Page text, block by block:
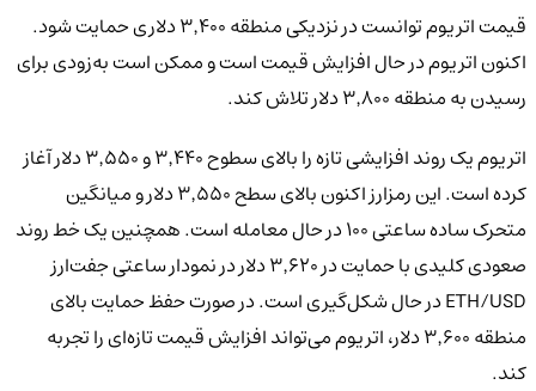
قیمت اتریوم توانست در نزدیکی منطقه ۳٬۴۰۰ دلاری حمایت شود.
اکنون اتریوم در حال افزایش قیمت است و ممکن است به‌زودی برای
رسیدن به منطقه ۳٬۸۰۰ دلار تلاش کند.
اتریوم یک روند افزایشی تازه را بالای سطوح ۳٬۴۴۰ و ۳٬۵۵۰ دلار آغاز
کرده است. این رمزارز اکنون بالای سطح ۳٬۵۵۰ دلار و میانگین
متحرک ساده ساعتی ۱۰۰ در حال معامله است. همچنین یک خط روند
صعودی کلیدی با حمایت در ۳٬۶۲۰ دلار در نمودار ساعتی جفت‌ارز
ETH/USD در حال شکل‌گیری است. در صورت حفظ حمایت بالای
منطقه ۳٬۶۰۰ دلار، اتریوم می‌تواند افزایش قیمت تازه‌ای را تجربه
کند.